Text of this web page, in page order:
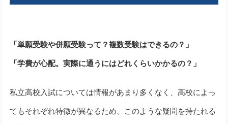
「単願受験や併願受験って？複数受験はできるの？」
「学費が心配。実際に通うにはどれくらいかかるの？」
私立高校入試については情報があまり多くなく、高校によっ
てもそれぞれ特徴が異なるため、このような疑問を持たれる